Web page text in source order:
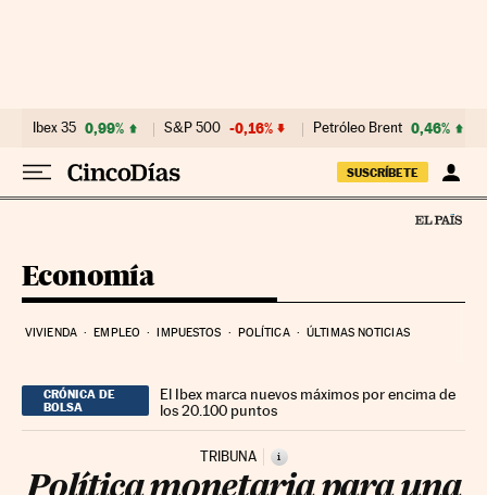
Ibex 35 0,99% S&P 500 -0,16% Petróleo Brent 0,46%
SUSCRÍBETE
Economía
VIVIENDA EMPLEO IMPUESTOS POLÍTICA ÚLTIMAS NOTICIAS
CRÓNICA DE
BOLSA
El Ibex marca nuevos máximos por encima de
los 20.100 puntos
TRIBUNA i